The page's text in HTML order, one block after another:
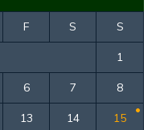
F S S
1
6 7 8
13 14 15